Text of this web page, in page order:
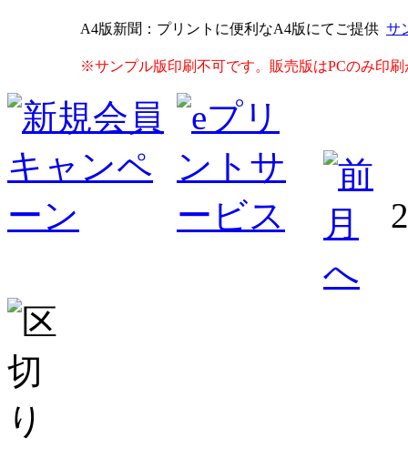
A4版新聞 ：プリントに便利なA4版にてご提供 サ
※サンプル版印刷不可です。販売版はPCのみ印